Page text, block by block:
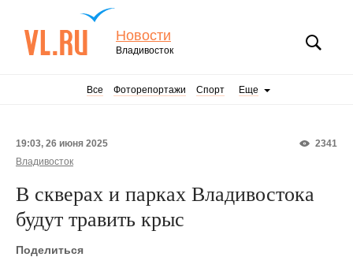
Новости
Владивосток
Все Фоторепортажи Спорт Еще
2341
19:03, 26 июня 2025
Владивосток
В скверах и парках Владивостока
будут травить крыс
Поделиться